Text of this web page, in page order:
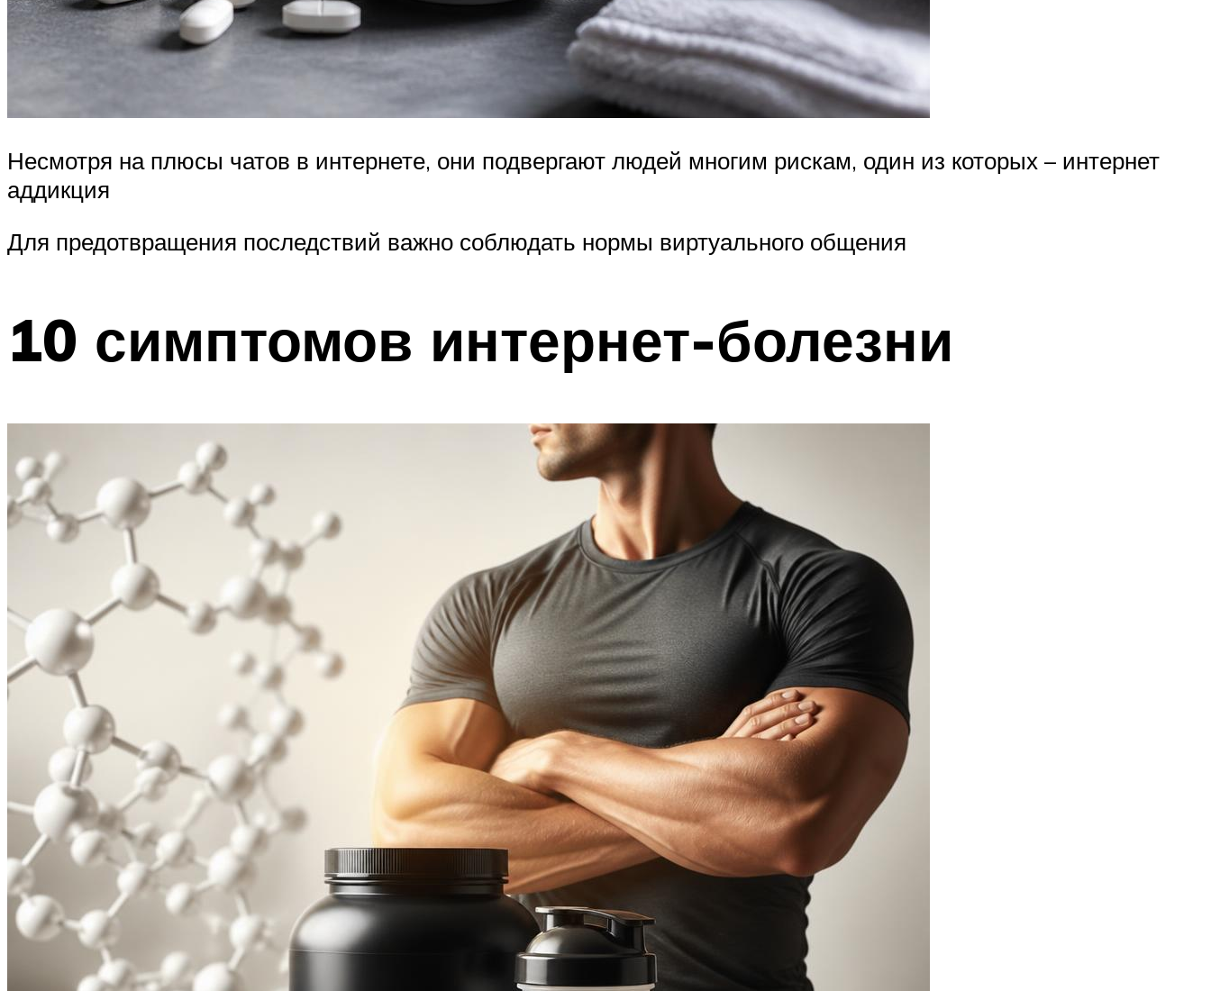
Несмотря на плюсы чатов в интернете, они подвергают людей многим рискам, один из которых – интернет
аддикция
Для предотвращения последствий важно соблюдать нормы виртуального общения
10 симптомов интернет-болезни